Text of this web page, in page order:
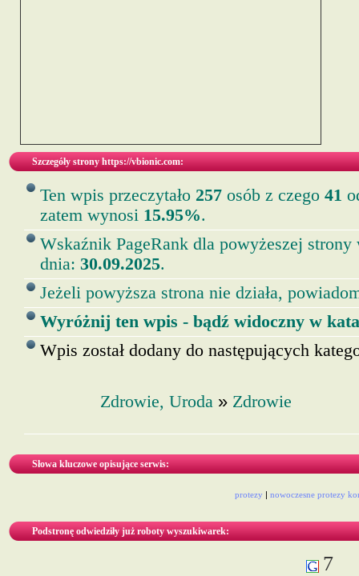
Szczegóły strony https://vbionic.com:
Ten wpis przeczytało 257 osób z czego 41
zatem wynosi 15.95%.
Wskaźnik PageRank dla powyżeszej strony
dnia: 30.09.2025.
Jeżeli powyższa strona nie działa,
Wyróżnij ten wpis - bądź widoczny w
Wpis został dodany do następujących
Zdrowie, Uroda » Zdrowie
Słowa kluczowe opisujące serwis:
protezy |nowoczesne protezy
Podstronę odwiedziły już roboty wyszukiwarek:
7